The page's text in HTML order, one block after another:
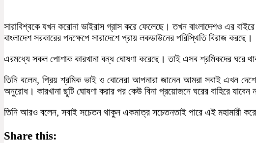
সারাবিশ্বকে যখন করোনা ভাইরাস গ্রাস করে ফেলেছে। তখন বাংলাদেশও এর
বাংলাদেশ সরকারের পদক্ষেপে সারাদেশে প্রায় লকডাউনের পরিস্থিতি বিরাজ করছে।
এরমধ্যে সকল পোশাক কারখানা বন্ধ ঘোষণা করেছে। তাই এসব শ্রমিকদের ঘরে
তিনি বলেন, প্রিয় শ্রমিক ভাই ও বোনেরা আপনারা জানেন আমরা সবাই এখন
অনুরোধ। কারখানা ছুটি ঘোষণা করার পর কেউ বিনা প্রয়োজনে ঘরের বাহিরে যাবেন‌
তিনি আরও বলেন, সবাই সচেতন থাকুন একমাত্র সচেতনতাই পারে এই মহামারী
Share this: